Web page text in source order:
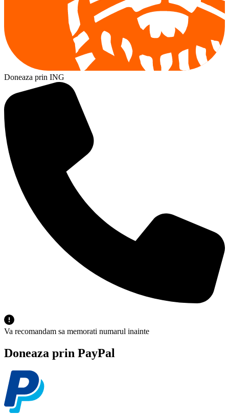
Doneaza prin ING
Va recomandam sa memorati numarul inainte
Doneaza prin PayPal